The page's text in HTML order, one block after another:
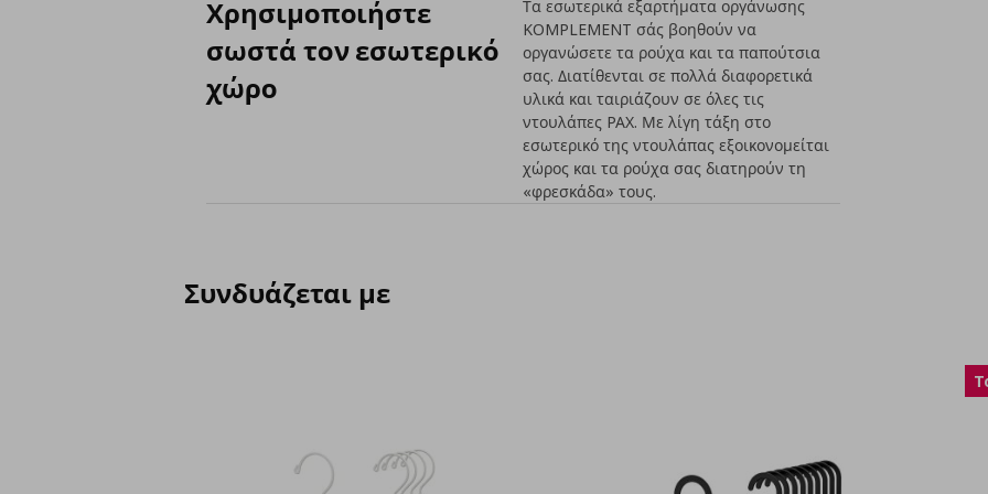
Χρησιμοποιήστε
σωστά τον εσωτερικό
χώρο
Τα εσωτερικά εξαρτήματα οργάνωσης
KOMPLEMENT σάς βοηθούν να
οργανώσετε τα ρούχα και τα παπούτσια
σας. Διατίθενται σε πολλά διαφορετικά
υλικά και ταιριάζουν σε όλες τις
ντουλάπες PAX. Με λίγη τάξη στο
εσωτερικό της ντουλάπας εξοικονομείται
χώρος και τα ρούχα σας διατηρούν τη
«φρεσκάδα» τους.
Συνδυάζεται με